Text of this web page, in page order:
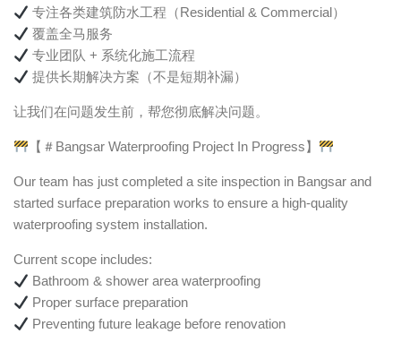
专注各类建筑防水工程（Residential & Commercial）
覆盖全马服务
专业团队 + 系统化施工流程
提供长期解决方案（不是短期补漏）
让我们在问题发生前，帮您彻底解决问题。
【＃Bangsar Waterproofing Project In Progress】
Our team has just completed a site inspection in Bangsar and
started surface preparation works to ensure a high-quality
waterproofing system installation.
Current scope includes:
Bathroom & shower area waterproofing
Proper surface preparation
Preventing future leakage before renovation